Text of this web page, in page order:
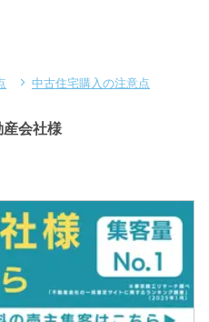
中古住宅購入の注意点
産会社様